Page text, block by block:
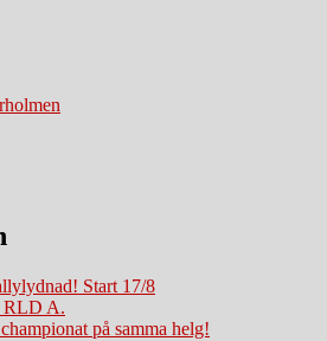
Start 17/8
RLD A.
på samma helg!